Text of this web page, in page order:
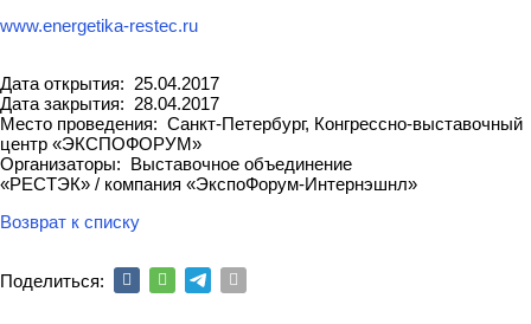
www.energetika-restec.ru
Дата открытия: 25.04.2017
Дата закрытия: 28.04.2017
Место проведения: Санкт-Петербург, Конгрессно-выставочный
центр «ЭКСПОФОРУМ»
Организаторы: Выставочное объединение
«РЕСТЭК» / компания «ЭкспоФорум-Интернэшнл»
Возврат к списку
Поделиться: